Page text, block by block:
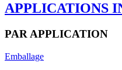
APPLICATIONS
PAR APPLICATION
Emballage